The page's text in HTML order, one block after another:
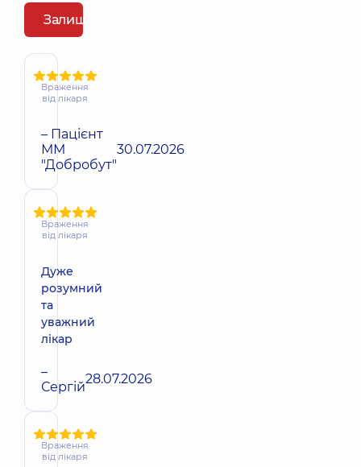
Залишити відгук
Враження
від лікаря
– Пацієнт
ММ
"Добробут"
30.07.2026
Враження
від лікаря
Дуже
розумний
та
уважний
лікар
–
Сергій28.07.2026
Враження
від лікаря